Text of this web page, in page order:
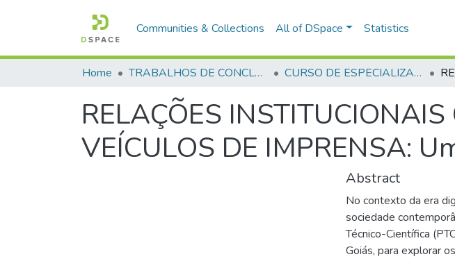
Communities & Collections All of DSpace Statistics
Home TRABALHOS DE CONCLUSÃO DE CURSO - CEGESP (CURSO DE ESPECIALIZAÇÃO EM GERENCIAMENTO EM SEGURANÇA PÚBLICA) CURSO DE ESPECIALIZAÇÃO EM GERENCIAMENTO EM SEGURANÇA PÚBLICA - CEGESP - 2024
RELAÇÕES
VEÍCULOS DE IMPRENSA:
Abstract
No contexto da era
sociedade
Técnico-Científica
Goiás, para explorar